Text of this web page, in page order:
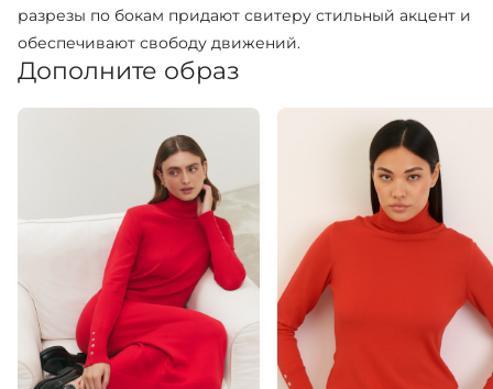
разрезы по бокам придают свитеру стильный акцент и
обеспечивают свободу движений.
Дополните образ